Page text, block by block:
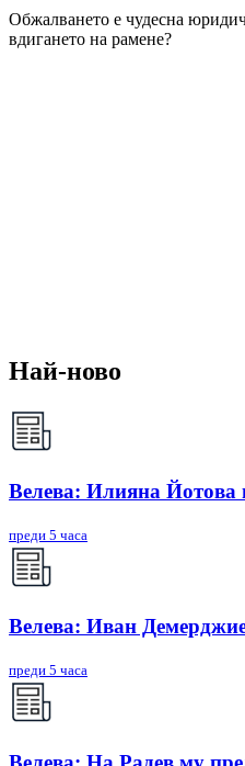
Обжалването е чудесна
вдигането на рамене?
Най-ново
Велева: Илияна Йотова
преди 5 часа
Велева: Иван
преди 5 часа